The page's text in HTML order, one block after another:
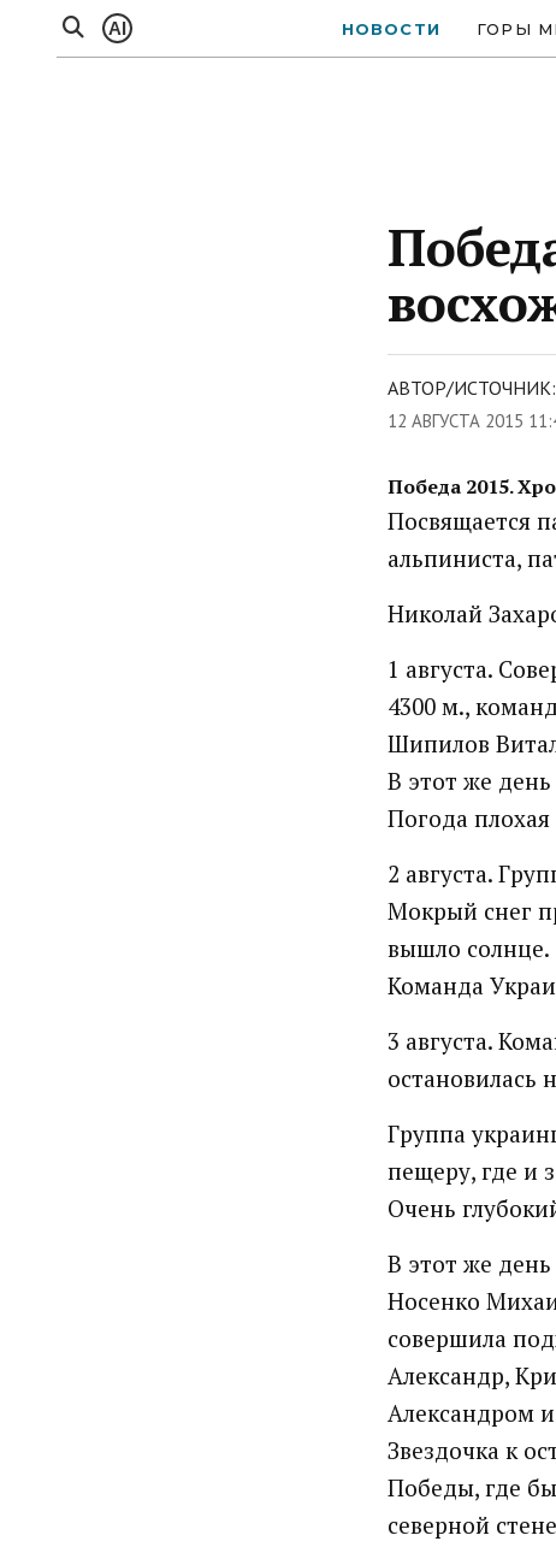
AI НОВОСТИ ГОРЫ
АВТОР/
12 АВГУСТА 2015
Победа 2015.
Посвящается
альпиниста,
Николай
1 августа.
4300 м.,
Шипилов
В этот же
Погода
2 августа.
Мокрый снег
вышло солнце.
Команда
3 августа.
остановилась
Группа
пещеру, где и
Очень
В этот же
Носенко
совершила
Александр,
Александром
Звездочка к
Победы, где
северной